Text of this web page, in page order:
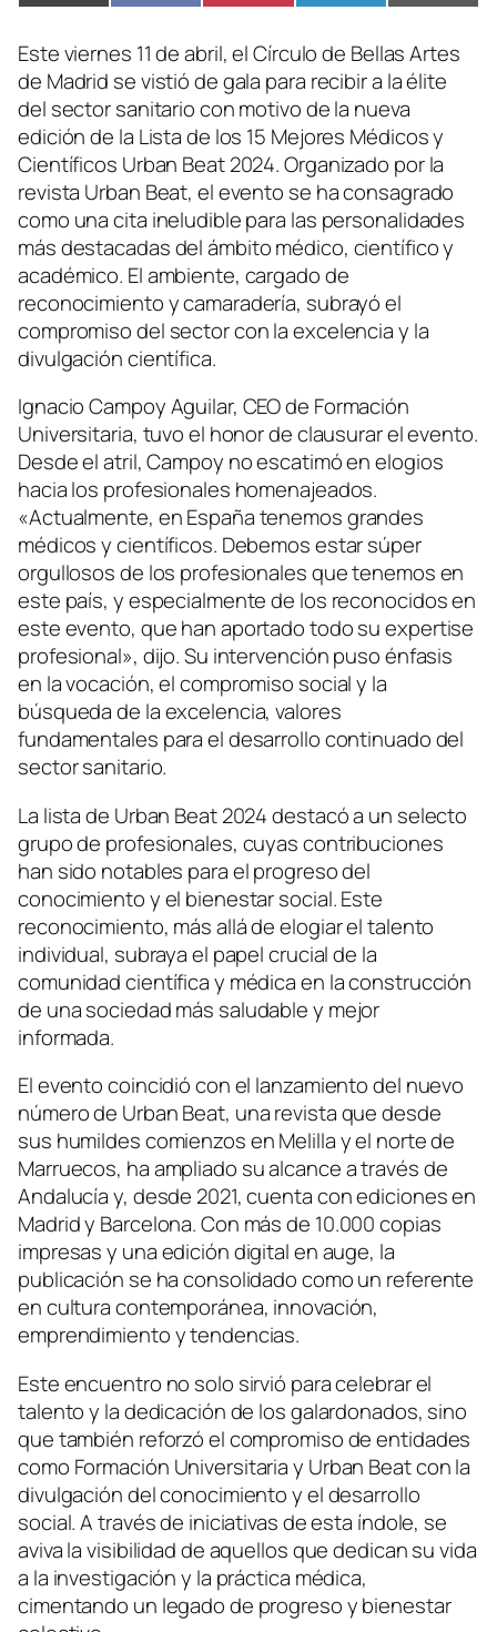
en
(Twitter) en en en en
Este viernes 11 de abril, el Círculo de Bellas Artes
de Madrid se vistió de gala para recibir a la élite
del sector sanitario con motivo de la nueva
edición de la Lista de los 15 Mejores Médicos y
Científicos Urban Beat 2024. Organizado por la
revista Urban Beat, el evento se ha consagrado
como una cita ineludible para las personalidades
más destacadas del ámbito médico, científico y
académico. El ambiente, cargado de
reconocimiento y camaradería, subrayó el
compromiso del sector con la excelencia y la
divulgación científica.
Ignacio Campoy Aguilar, CEO de Formación
Universitaria, tuvo el honor de clausurar el evento.
Desde el atril, Campoy no escatimó en elogios
hacia los profesionales homenajeados.
«Actualmente, en España tenemos grandes
médicos y científicos. Debemos estar súper
orgullosos de los profesionales que tenemos en
este país, y especialmente de los reconocidos en
este evento, que han aportado todo su expertise
profesional», dijo. Su intervención puso énfasis
en la vocación, el compromiso social y la
búsqueda de la excelencia, valores
fundamentales para el desarrollo continuado del
sector sanitario.
La lista de Urban Beat 2024 destacó a un selecto
grupo de profesionales, cuyas contribuciones
han sido notables para el progreso del
conocimiento y el bienestar social. Este
reconocimiento, más allá de elogiar el talento
individual, subraya el papel crucial de la
comunidad científica y médica en la construcción
de una sociedad más saludable y mejor
informada.
El evento coincidió con el lanzamiento del nuevo
número de Urban Beat, una revista que desde
sus humildes comienzos en Melilla y el norte de
Marruecos, ha ampliado su alcance a través de
Andalucía y, desde 2021, cuenta con ediciones en
Madrid y Barcelona. Con más de 10.000 copias
impresas y una edición digital en auge, la
publicación se ha consolidado como un referente
en cultura contemporánea, innovación,
emprendimiento y tendencias.
Este encuentro no solo sirvió para celebrar el
talento y la dedicación de los galardonados, sino
que también reforzó el compromiso de entidades
como Formación Universitaria y Urban Beat con la
divulgación del conocimiento y el desarrollo
social. A través de iniciativas de esta índole, se
aviva la visibilidad de aquellos que dedican su vida
a la investigación y la práctica médica,
cimentando un legado de progreso y bienestar